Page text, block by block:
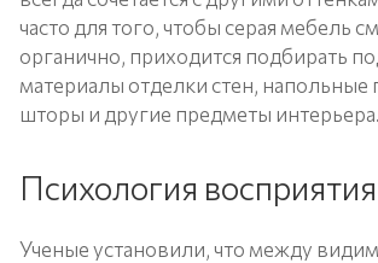
часто для того, чтобы серая мебель
органично, приходится подбирать
материалы отделки стен, напольные
шторы и другие предметы интерьера.
Психология восприятия
Ученые установили, что между